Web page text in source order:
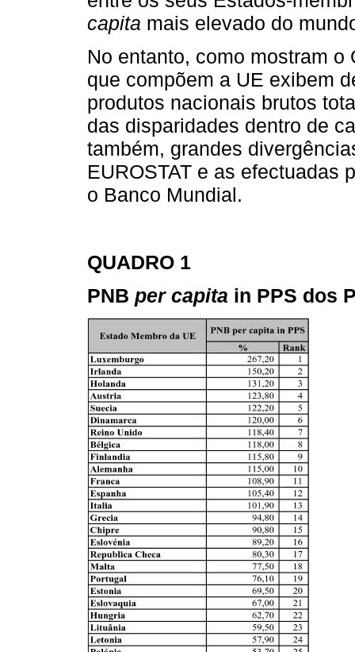
capita mais elevado do
No entanto, como mostram
que compõem a UE exibem
produtos nacionais brutos
das disparidades dentro de
também, grandes
EUROSTAT e as efectuadas
o Banco Mundial.
QUADRO 1
PNB per capita in PPS dos